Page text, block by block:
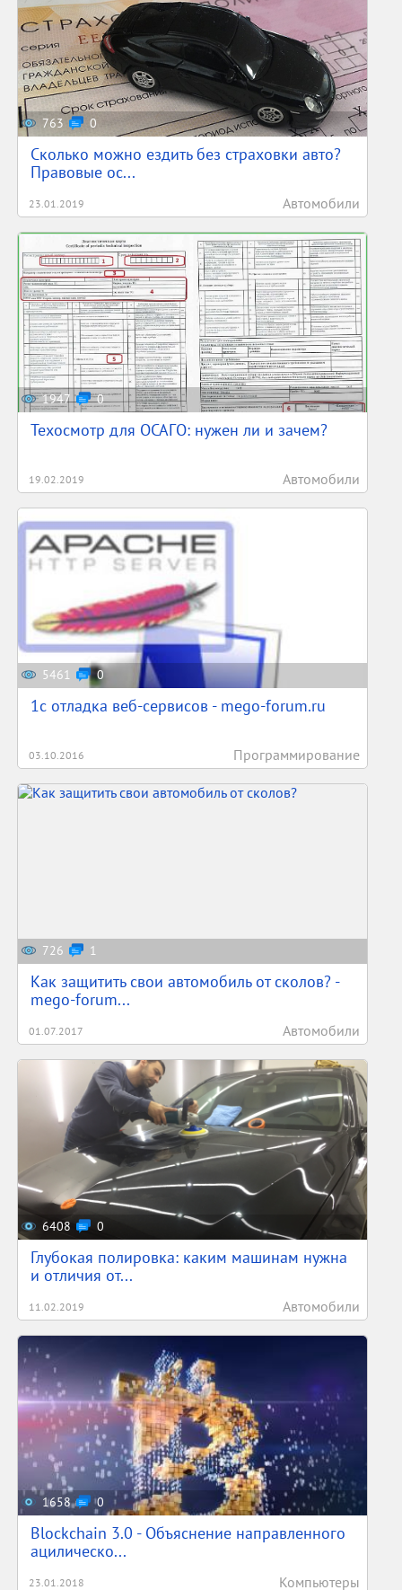
763 0
Сколько можно ездить без страховки авто?
Правовые ос...
23.01.2019 Автомобили
1947 0
Техосмотр для ОСАГО: нужен ли и зачем?
19.02.2019 Автомобили
5461 0
1c отладка веб-сервисов - mego-forum.ru
03.10.2016 Программирование
726 1
Как защитить свои автомобиль от сколов? -
mego-forum...
01.07.2017 Автомобили
6408 0
Глубокая полировка: каким машинам нужна
и отличия от...
11.02.2019 Автомобили
1658 0
Blockchain 3.0 - Объяснение направленного
ацилическо...
23.01.2018 Компьютеры